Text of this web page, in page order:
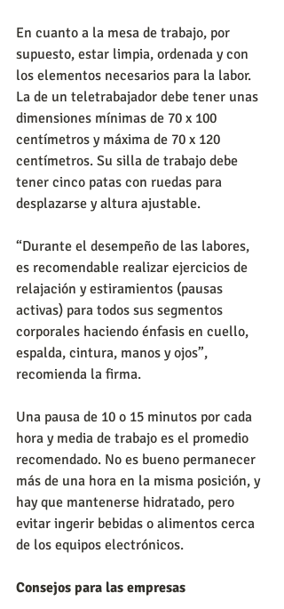
En cuanto a la mesa de trabajo, por
supuesto, estar limpia, ordenada y con
los elementos necesarios para la labor.
La de un teletrabajador debe tener unas
dimensiones mínimas de 70 x 100
centímetros y máxima de 70 x 120
centímetros. Su silla de trabajo debe
tener cinco patas con ruedas para
desplazarse y altura ajustable.
“Durante el desempeño de las labores,
es recomendable realizar ejercicios de
relajación y estiramientos (pausas
activas) para todos sus segmentos
corporales haciendo énfasis en cuello,
espalda, cintura, manos y ojos”,
recomienda la firma.
Una pausa de 10 o 15 minutos por cada
hora y media de trabajo es el promedio
recomendado. No es bueno permanecer
más de una hora en la misma posición, y
hay que mantenerse hidratado, pero
evitar ingerir bebidas o alimentos cerca
de los equipos electrónicos.
Consejos para las empresas